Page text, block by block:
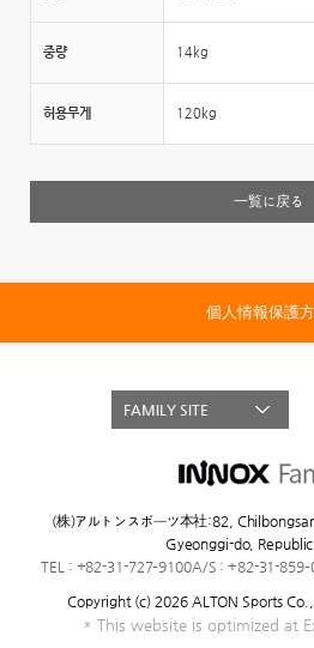
중량 14kg
허용무게 120kg
一覧に戻る
個人情報保護
(株)アルトンスポーツ本社:82,
Gyeonggi-do,
TEL : +82-31-727–9100A/S : +82-31-
Copyright (c) 2026 ALTON Sports Co.,
* This website is optimized at
FAMILY SITE